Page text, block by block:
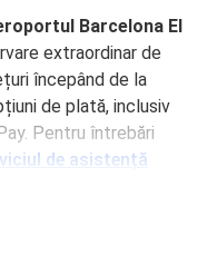
Barcelona El
extraordinar de
începând de la
de plată, inclusiv
Pentru întrebări
de asistență